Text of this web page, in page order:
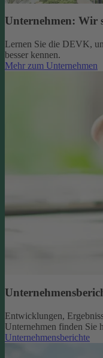
Unternehmen: Wir
Lernen Sie die DEVK,
besser kennen.
Mehr zum Unternehmen
Entwicklungen,
Unternehmen finden Sie
Unternehmensberichte